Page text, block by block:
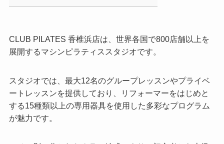
CLUB PILATES 香椎浜店は、世界各国で800店舗以上を
展開するマシンピラティススタジオです。
スタジオでは、最大12名のグループレッスンやプライベ
ートレッスンを提供しており、リフォーマーをはじめと
する15種類以上の専用器具を使用した多彩なプログラム
が魅力です。